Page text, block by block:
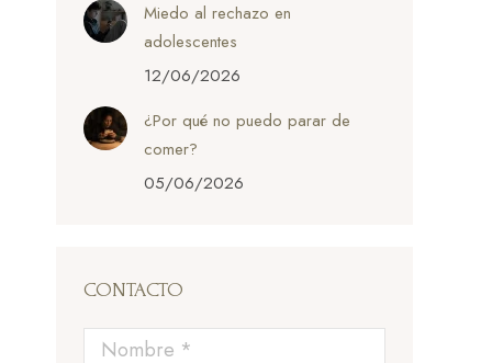
Miedo al rechazo en
adolescentes
12/06/2026
¿Por qué no puedo parar de
comer?
05/06/2026
CONTACTO
Nombre *